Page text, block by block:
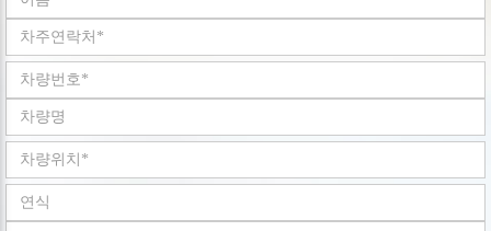
회사는 개인정보취급방침을 개정하는 경우 웹사이트
공지사항(또는 개별공지)을 통하여 공지할 것입니다.
ο 본 방침은 : 2008 년 05 월 02 일 부터 시행됩니다.
■ 수집하는 개인정보 항목
회사는 회원가입, 상담, 서비스 신청 등등을 위해 아래와 같은
개인정보를 수집하고 있습니다.
ο 수집항목 : 이름 , 로그인ID , 비밀번호 , 휴대전화번호 ,